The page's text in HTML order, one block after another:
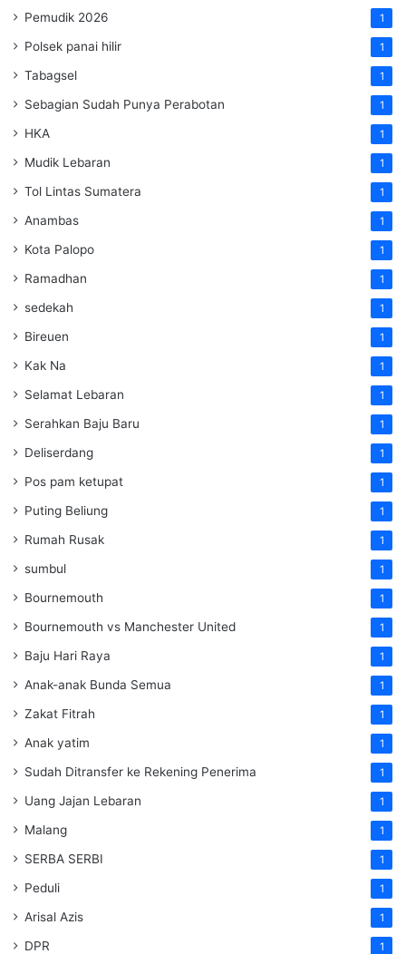
Pemudik 2026 1
Polsek panai hilir 1
Tabagsel 1
Sebagian Sudah Punya Perabotan 1
HKA 1
Mudik Lebaran 1
Tol Lintas Sumatera 1
Anambas 1
Kota Palopo 1
Ramadhan 1
sedekah 1
Bireuen 1
Kak Na 1
Selamat Lebaran 1
Serahkan Baju Baru 1
Deliserdang 1
Pos pam ketupat 1
Puting Beliung 1
Rumah Rusak 1
sumbul 1
Bournemouth 1
Bournemouth vs Manchester United 1
Baju Hari Raya 1
Anak-anak Bunda Semua 1
Zakat Fitrah 1
Anak yatim 1
Sudah Ditransfer ke Rekening Penerima 1
Uang Jajan Lebaran 1
Malang 1
SERBA SERBI 1
Peduli 1
Arisal Azis 1
DPR 1